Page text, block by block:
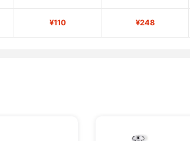
¥110 ¥248